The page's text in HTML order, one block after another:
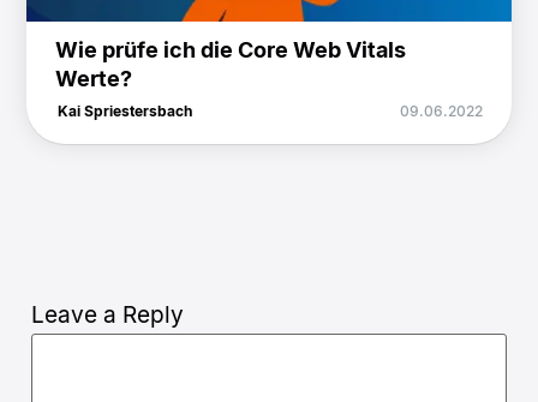
Wie prüfe ich die Core Web Vitals
Werte?
Kai Spriestersbach 09.06.2022
Leave a Reply